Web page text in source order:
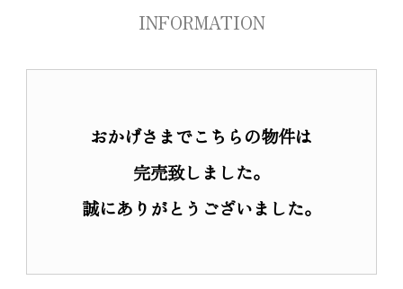
イニシアラウンジ三田
WORKS
リノベーション
リノベーションマンション
INFORMATION
おかげさまでこちらの物件は
完売致しました。
誠にありがとうございました。